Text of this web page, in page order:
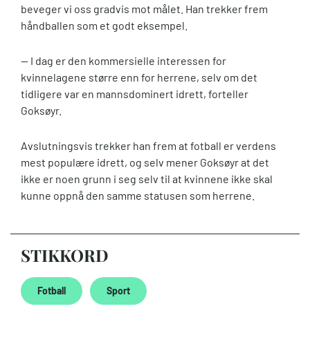
beveger vi oss gradvis mot målet. Han trekker frem
håndballen som et godt eksempel.
— I dag er den kommersielle interessen for
kvinnelagene større enn for herrene, selv om det
tidligere var en mannsdominert idrett, forteller
Goksøyr.
Avslutningsvis trekker han frem at fotball er verdens
mest populære idrett, og selv mener Goksøyr at det
ikke er noen grunn i seg selv til at kvinnene ikke skal
kunne oppnå den samme statusen som herrene.
STIKKORD
Fotball Sport